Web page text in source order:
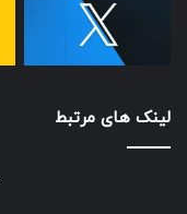
لینک های مرتبط